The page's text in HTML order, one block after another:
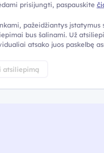
prisijungti, paspauskite
pažeidžiantys įstatymus
bus šalinami. Už
atsako juos paskelbę
atsiliepimą